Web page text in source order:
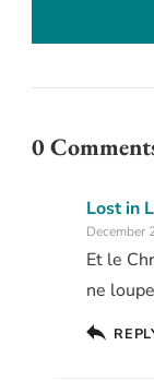
0
Lost in
December
Et le
ne